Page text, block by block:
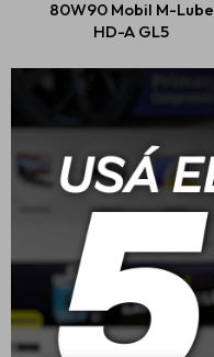
80W90 Mobil M-Lube
HD-A GL5